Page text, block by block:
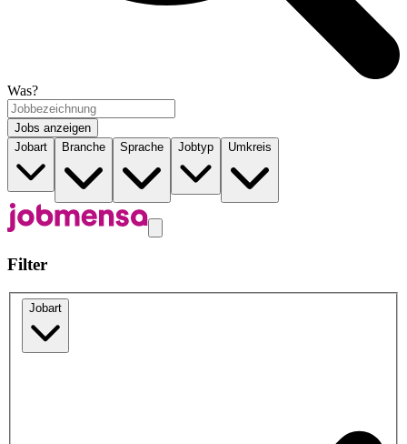
Was?
Jobs anzeigen
Jobart
Branche Sprache Jobtyp Umkreis
Filter
Jobart